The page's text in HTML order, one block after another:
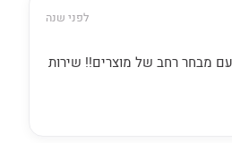
לפני שנה
מבחר רחב של מוצרים!! שירות